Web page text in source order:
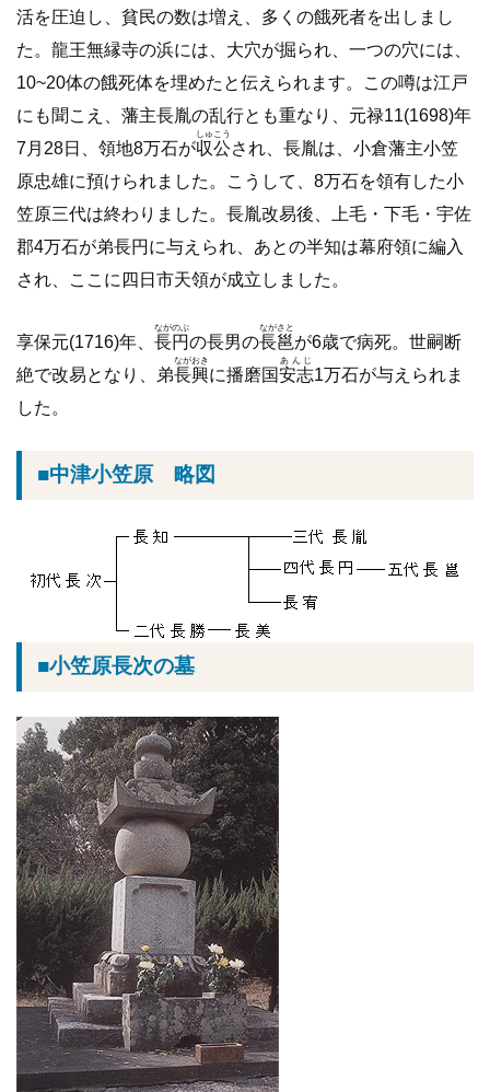
活を圧迫し、貧民の数は増え、多くの餓死者を出しまし
た。龍王無縁寺の浜には、大穴が掘られ、一つの穴には、
10~20体の餓死体を埋めたと伝えられます。この噂は江戸
にも聞こえ、藩主長胤の乱行とも重なり、元禄11(1698)年
7月28日、領地8万石が収公
しゅこう
され、長胤は、小倉藩主小笠
原忠雄に預けられました。こうして、8万石を領有した小
笠原三代は終わりました。長胤改易後、上毛・下毛・宇佐
郡4万石が弟長円に与えられ、あとの半知は幕府領に編入
され、ここに四日市天領が成立しました。
享保元(1716)年、 長円
ながのぶ
の長男の長邕
ながさと
が6歳で病死。世嗣断
絶で改易となり、弟長興
ながおき
に播磨国安志
あんじ
1万石が与えられま
した。
■中津小笠原 略図
■小笠原長次の墓